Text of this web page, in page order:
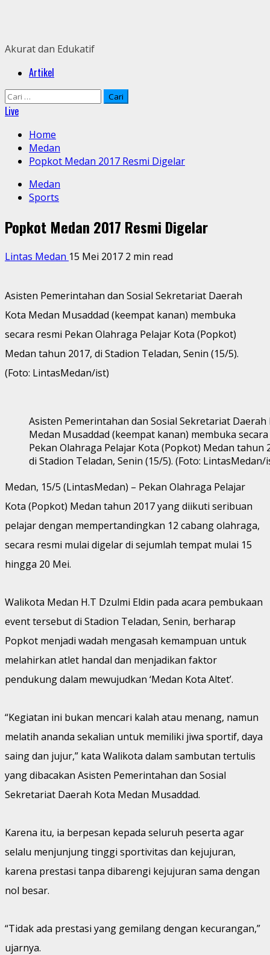
Akurat dan Edukatif
PrimaryArtikel
Cari
untuk:
Live
Home
Medan
Popkot Medan 2017 Resmi Digelar
Medan
Sports
Popkot Medan 2017 Resmi Digelar
Lintas Medan 15 Mei 2017 2 min read
Asisten Pemerintahan dan Sosial Sekretariat Daerah
Kota Medan Musaddad (keempat kanan) membuka
secara resmi Pekan Olahraga Pelajar Kota (Popkot)
Medan tahun 2017, di Stadion Teladan, Senin (15/5).
(Foto: LintasMedan/ist)
Asisten Pemerintahan dan Sosial Sekretariat Daerah
Medan Musaddad (keempat kanan) membuka
Pekan Olahraga Pelajar Kota (Popkot) Medan tahun
di Stadion Teladan, Senin (15/5). (Foto: LintasMedan/
Medan, 15/5 (LintasMedan) – Pekan Olahraga Pelajar
Kota (Popkot) Medan tahun 2017 yang diikuti seribuan
pelajar dengan mempertandingkan 12 cabang olahraga,
secara resmi mulai digelar di sejumlah tempat mulai 15
hingga 20 Mei.
Walikota Medan H.T Dzulmi Eldin pada acara pembukaan
event tersebut di Stadion Teladan, Senin, berharap
Popkot menjadi wadah mengasah kemampuan untuk
melahirkan atlet handal dan menjadikan faktor
pendukung dalam mewujudkan ‘Medan Kota Altet’.
“Kegiatan ini bukan mencari kalah atau menang, namun
melatih ananda sekalian untuk memiliki jiwa sportif, daya
saing dan jujur,” kata Walikota dalam sambutan tertulis
yang dibacakan Asisten Pemerintahan dan Sosial
Sekretariat Daerah Kota Medan Musaddad.
Karena itu, ia berpesan kepada seluruh peserta agar
selalu menjunjung tinggi sportivitas dan kejujuran,
karena prestasi tanpa dibarengi kejujuran sama dengan
nol besar.
“Tidak ada prestasi yang gemilang dengan kecurangan,”
ujarnya.